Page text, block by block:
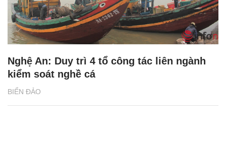
BIỂN ĐẢO
Nghệ An: Duy trì 4 tổ công tác liên ngành
kiểm soát nghề cá